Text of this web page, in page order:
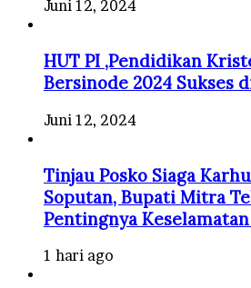
Juni 12, 2024
HUT PI ,Pendidikan
Bersinode 2024 Sukses
Juni 12, 2024
Tinjau Posko Siaga
Soputan, Bupati Mitra
Pentingnya
1 hari ago